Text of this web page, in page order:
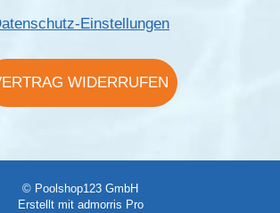
Einstellungen
WIDERRUFEN
© Poolshop123 GmbH
Erstellt mit admorris Pro